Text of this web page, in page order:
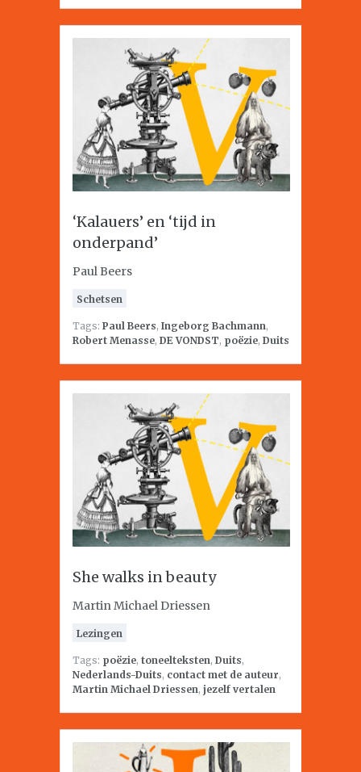
‘Kalauers’ en ‘tijd in
onderpand’
Paul Beers
Schetsen
Tags: Paul Beers, Ingeborg Bachmann,
Robert Menasse, DE VONDST, poëzie, Duits
She walks in beauty
Martin Michael Driessen
Lezingen
Tags: poëzie, toneelteksten, Duits,
Nederlands-Duits, contact met de auteur,
Martin Michael Driessen, jezelf vertalen